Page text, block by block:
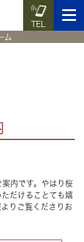
TEL
ム
内です。やはり桜
だけることても嬉
りご覧くださりお